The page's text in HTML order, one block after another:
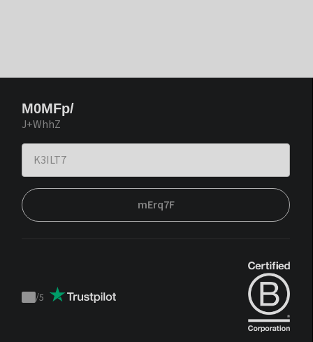
M0MFp/
J+WhhZ
mErq7F
Trustpilot
/5